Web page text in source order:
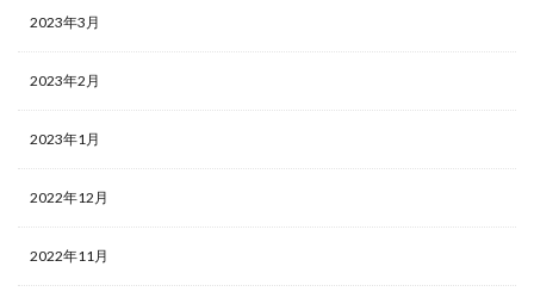
2023年3月
2023年2月
2023年1月
2022年12月
2022年11月